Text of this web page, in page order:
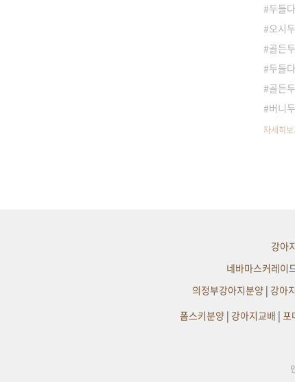
두들
오시
골든
두들
골든
버니
자세히
강아
네바마스커레이
의정부강아지분양| 강아
폼스키분양| 강아지교배 | 포